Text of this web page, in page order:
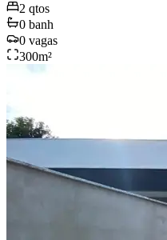
2 qtos
0 banh
0 vagas
300m²